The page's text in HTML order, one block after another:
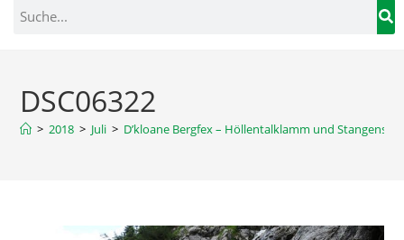
DSC06322
> 2018 > Juli > D’kloane Bergfex – Höllentalklamm und